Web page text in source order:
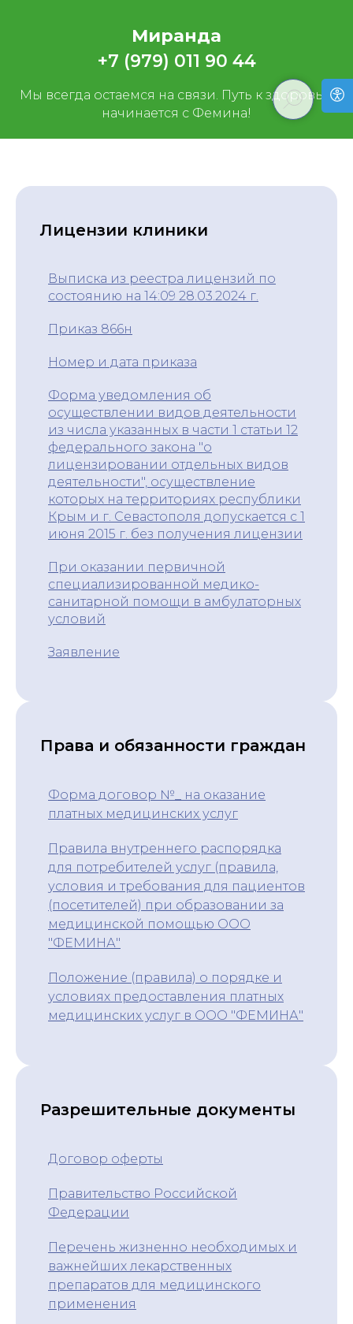
Миранда
+7 (979) 011 90 44
Мы всегда остаемся на связи. Путь к здоровью
начинается с Фемина!
Лицензии клиники
Выписка из реестра лицензий по
состоянию на 14:09 28.03.2024 г.
Приказ 866н
Номер и дата приказа
Форма уведомления об
осуществлении видов деятельности
из числа указанных в части 1 статьи 12
федерального закона "о
лицензировании отдельных видов
деятельности", осуществление
которых на территориях республики
Крым и г. Севастополя допускается с 1
июня 2015 г. без получения лицензии
При оказании первичной
специализированной медико-
санитарной помощи в амбулаторных
условий
Заявление
Права и обязанности граждан
Форма договор №_ на оказание
платных медицинских услуг
Правила внутреннего распорядка
для потребителей услуг (правила,
условия и требования для пациентов
(посетителей) при образовании за
медицинской помощью ООО
"ФЕМИНА"
Положение (правила) о порядке и
условиях предоставления платных
медицинских услуг в ООО "ФЕМИНА"
Разрешительные документы
Договор оферты
Правительство Российской
Федерации
Перечень жизненно необходимых и
важнейших лекарственных
препаратов для медицинского
применения